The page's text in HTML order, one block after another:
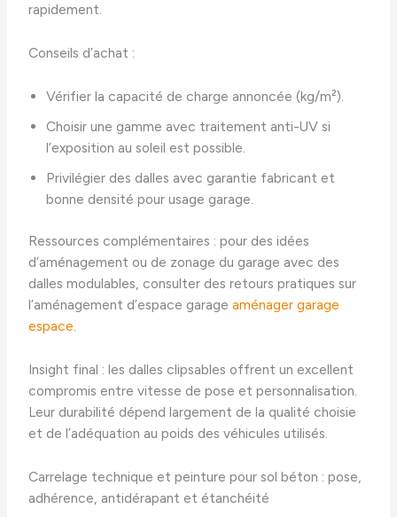
rapidement.
Conseils d’achat :
Vérifier la capacité de charge annoncée (kg/m²).
Choisir une gamme avec traitement anti-UV si
l’exposition au soleil est possible.
Privilégier des dalles avec garantie fabricant et
bonne densité pour usage garage.
Ressources complémentaires : pour des idées
d’aménagement ou de zonage du garage avec des
dalles modulables, consulter des retours pratiques sur
l’aménagement d’espace garageaménager garage
espace.
Insight final : les dalles clipsables offrent un excellent
compromis entre vitesse de pose et personnalisation.
Leur durabilité dépend largement de la qualité choisie
et de l’adéquation au poids des véhicules utilisés.
Carrelage technique et peinture pour sol béton : pose,
adhérence, antidérapant et étanchéité